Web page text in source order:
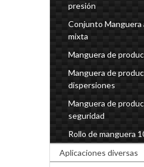
presión
Conjunto Manguera
mixta
Manguera de
Manguera de
dispersiones
Manguera de
seguridad
Rollo de manguera
Aplicaciones diversas